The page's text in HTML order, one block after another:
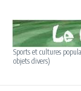
Sports et cultures
objets divers)